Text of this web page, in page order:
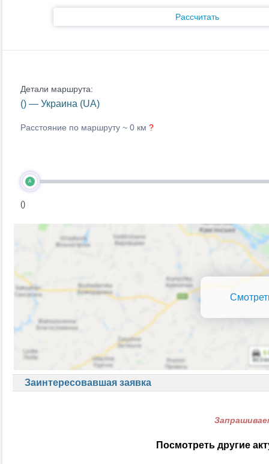
Рассчитать
Детали маршрута:
() — Украина (UA)
Расстояние по маршруту ~ 0 км ?
A
()
Заинтересовавшая заявка
Посмотреть другие